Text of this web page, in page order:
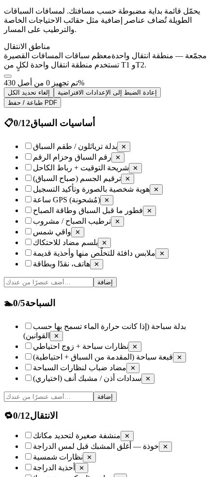
يحمّل قائمة بداية مضبوطة حسب مسافتك. لمسافات السباقات
الطويلة تُضاف عناصر إضافية مثل حقائب الاحتياجات الخاصة
والترطيب على المسار.
مناطق الانتقال
مجمّعة — منطقة انتقال واحدةمعظم سباقات المسافات القصيرة
تستخدم منطقة انتقال واحدة لكلٍ من T1 وT2.
تم تجهيز 0 من أصل 43 0 %
إلغاء تحديد الكل
إعادة الضبط إلى الإعدادات الافتراضية
طباعة / حفظ PDF
📋 أساسيات السباق 0/12
بدلة ترياثلون / طقم السباق ✕
رقم السباق وحزام الرقم ✕
شريحة التوقيت + رباط الكاحل ✕
ترقيم الجسم (صباح السباق) ✕
هوية شخصية بالصورة وتأكيد التسجيل ✕
ساعة GPS (مُشحونة) ✕
فطور ما قبل السباق وطاقة الصباح ✕
ترطيب الصباح / مشروب ✕
واقي شمس ✕
بلسم مضاد للاحتكاك ✕
ملابس دافئة للتخلّص منها وأحذية قديمة ✕
هاتف، نقدًا وبطاقة ✕
إضافة
🏊 السباحة 0/5
بدلة سباحة (إذا كانت حرارة الماء تسمح بها حسب
القوانين)
✕
نظارات سباحة + زوج احتياطي ✕
قبعة سباحة (المقدمة من السباق + احتياطية) ✕
مضاد ضباب لنظارات السباحة ✕
سدادات أذن / مشبك أنف (اختياري) ✕
إضافة
🔁 الانتقال 0/12
منشفة صغيرة لتحديد مكانك ✕
خوذة — أغلق المشبك قبل لمس الدراجة ✕
نظارات شمسية ✕
أحذية الدراجة ✕